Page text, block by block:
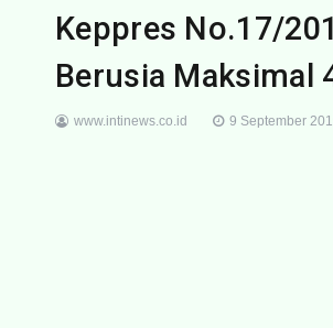
Keppres No.17/
Berusia Maksimal
www.intinews.co.id 9 September